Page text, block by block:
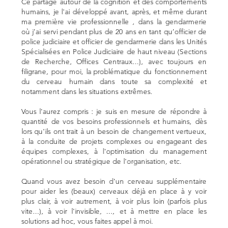
humains, je l'ai développé avant, après, et même durant
ma première vie professionnelle , dans la gendarmerie
où j’ai servi pendant plus de 20 ans en tant qu’officier de
police judiciaire et officier de gendarmerie dans les Unités
Spécialisées en Police Judiciaire de haut niveau (Sections
de Recherche, Offices Centraux...), avec toujours en
filigrane, pour moi, la problématique du fonctionnement
du cerveau humain dans toute sa complexité et
notamment dans les situations extrêmes.
Vous l'aurez compris : je suis en mesure de répondre à
quantité de vos besoins professionnels et humains, dès
lors qu'ils ont trait à un besoin de changement vertueux,
à la conduite de projets complexes ou engageant des
équipes complexes, à l'optimisation du management
opérationnel ou stratégique de l'organisation, etc.
Quand vous avez besoin d'un cerveau supplémentaire
pour aider les (beaux) cerveaux déjà en place à y voir
plus clair, à voir autrement, à voir plus loin (parfois plus
vite...), à voir l'invisible, ..., et à mettre en place les
solutions ad hoc, vous faites appel à moi.